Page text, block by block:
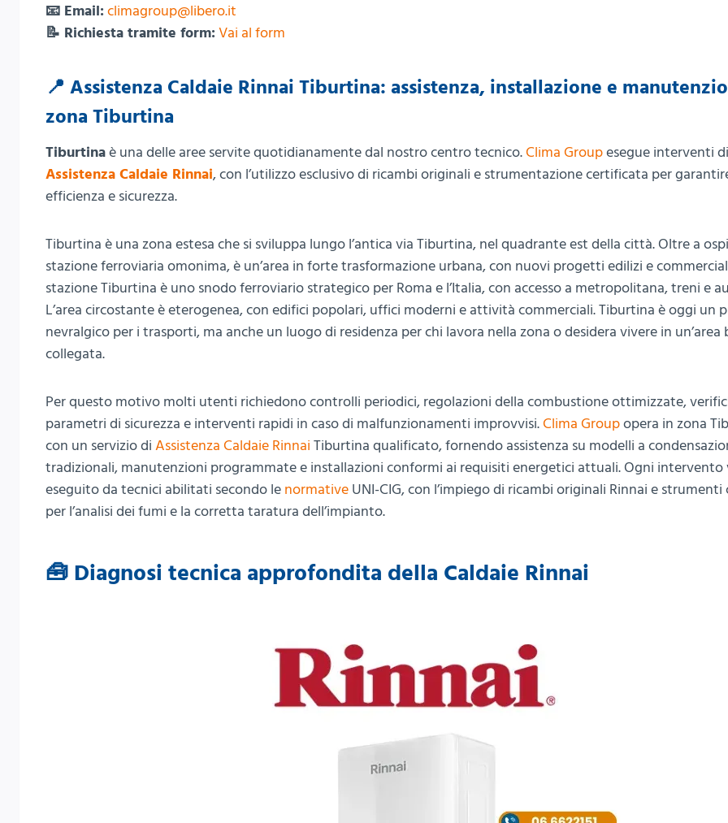
📧 Email: climagroup@libero.it
📝 Richiesta tramite form: Vai al form
📍 Assistenza Caldaie Rinnai Tiburtina: assistenza, installazione e
zona Tiburtina
Tiburtinaè una delle aree servite quotidianamente dal nostro centro tecnico.Clima Groupesegue interventi di
Assistenza Caldaie Rinnai, con l’utilizzo esclusivo di ricambi originali e strumentazione certificata per
efficienza e sicurezza.
Tiburtina è una zona estesa che si sviluppa lungo l’antica via Tiburtina, nel quadrante est della città. Oltre a
stazione ferroviaria omonima, è un’area in forte trasformazione urbana, con nuovi progetti edilizi e
stazione Tiburtina è uno snodo ferroviario strategico per Roma e l’Italia, con accesso a metropolitana, treni e
L’area circostante è eterogenea, con edifici popolari, uffici moderni e attività commerciali. Tiburtina è oggi un
nevralgico per i trasporti, ma anche un luogo di residenza per chi lavora nella zona o desidera vivere in un’area
collegata.
Per questo motivo molti utenti richiedono controlli periodici, regolazioni della combustione ottimizzate,
parametri di sicurezza e interventi rapidi in caso di malfunzionamenti improvvisi.Clima Groupopera in zona
con un servizio di Assistenza Caldaie Rinnai Tiburtina qualificato, fornendo assistenza su modelli a
tradizionali, manutenzioni programmate e installazioni conformi ai requisiti energetici attuali. Ogni intervento
eseguito da tecnici abilitati secondo le normative UNI-CIG, con l’impiego di ricambi originali Rinnai e
per l’analisi dei fumi e la corretta taratura dell’impianto.
🧰 Diagnosi tecnica approfondita della Caldaie Rinnai